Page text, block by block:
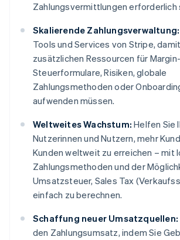
Zahlungsvermittlungen erforderlich
Skalierende Zahlungsverwaltung:
Tools und Services von Stripe,
zusätzlichen Ressourcen für
Steuerformulare, Risiken, globale
Zahlungsmethoden oder
aufwenden müssen.
Weltweites Wachstum: Helfen Sie
Nutzerinnen und Nutzern, mehr
Kunden weltweit zu erreichen – mit
Zahlungsmethoden und der
Umsatzsteuer, Sales Tax
einfach zu berechnen.
Schaffung neuer Umsatzquellen:
den Zahlungsumsatz, indem Sie